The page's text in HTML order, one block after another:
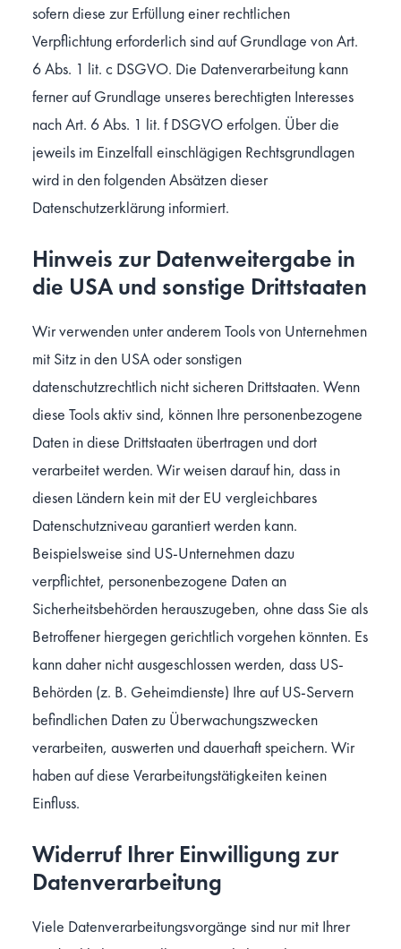
sofern diese zur Erfüllung einer rechtlichen
Verpflichtung erforderlich sind auf Grundlage von Art.
6 Abs. 1 lit. c DSGVO. Die Datenverarbeitung kann
ferner auf Grundlage unseres berechtigten Interesses
nach Art. 6 Abs. 1 lit. f DSGVO erfolgen. Über die
jeweils im Einzelfall einschlägigen Rechtsgrundlagen
wird in den folgenden Absätzen dieser
Datenschutzerklärung informiert.
Hinweis zur Datenweitergabe in
die USA und sonstige Drittstaaten
Wir verwenden unter anderem Tools von Unternehmen
mit Sitz in den USA oder sonstigen
datenschutzrechtlich nicht sicheren Drittstaaten. Wenn
diese Tools aktiv sind, können Ihre personenbezogene
Daten in diese Drittstaaten übertragen und dort
verarbeitet werden. Wir weisen darauf hin, dass in
diesen Ländern kein mit der EU vergleichbares
Datenschutzniveau garantiert werden kann.
Beispielsweise sind US-Unternehmen dazu
verpflichtet, personenbezogene Daten an
Sicherheitsbehörden herauszugeben, ohne dass Sie als
Betroffener hiergegen gerichtlich vorgehen könnten. Es
kann daher nicht ausgeschlossen werden, dass US-
Behörden (z. B. Geheimdienste) Ihre auf US-Servern
befindlichen Daten zu Überwachungszwecken
verarbeiten, auswerten und dauerhaft speichern. Wir
haben auf diese Verarbeitungstätigkeiten keinen
Einfluss.
Widerruf Ihrer Einwilligung zur
Datenverarbeitung
Viele Datenverarbeitungsvorgänge sind nur mit Ihrer